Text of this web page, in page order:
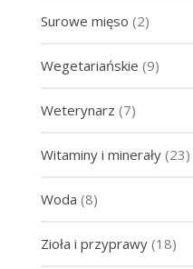
Surowe mięso (2)
Wegetariańskie (9)
Weterynarz (7)
Witaminy i minerały(23)
Woda (8)
Zioła i przyprawy(18)